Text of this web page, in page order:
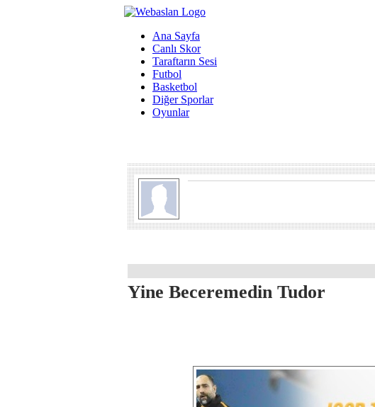
Ana Sayfa
Canlı Skor
Taraftarın Sesi
Futbol
Basketbol
Diğer Sporlar
Oyunlar
Yine Beceremedin Tudor